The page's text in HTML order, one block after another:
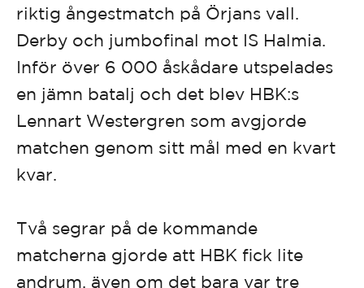
riktig ångestmatch på Örjans vall.
Derby och jumbofinal mot IS Halmia.
Inför över 6 000 åskådare utspelades
en jämn batalj och det blev HBK:s
Lennart Westergren som avgjorde
matchen genom sitt mål med en kvart
kvar.
Två segrar på de kommande
matcherna gjorde att HBK fick lite
andrum, även om det bara var tre